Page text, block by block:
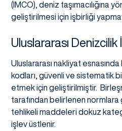
(IMCO), deniz taşımacılığına
geliştirilmesi için işbirliği
Uluslararası Denizcilik
Uluslararası nakliyat
kodları, güvenli ve sistematik
etmek için geliştirilmiştir.
tarafından belirlenen
tehlikeli maddeleri dokuz
işlev üstlenir.